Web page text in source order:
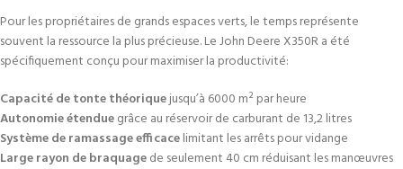
Pour les propriétaires de grands espaces verts, le temps représente
souvent la ressource la plus précieuse. Le John Deere X350R a été
spécifiquement conçu pour maximiser la productivité:
Capacité de tonte théoriquejusqu’à 6000 m² par heure
Autonomie étenduegrâce au réservoir de carburant de 13,2 litres
Système de ramassage efficacelimitant les arrêts pour vidange
Large rayon de braquagede seulement 40 cm réduisant les manœuvres